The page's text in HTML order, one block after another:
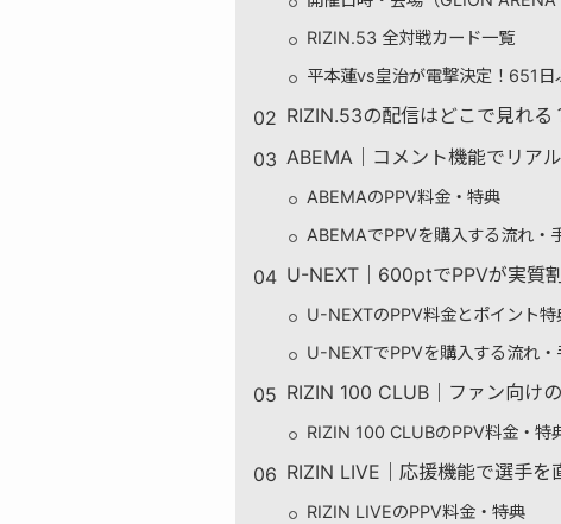
RIZIN.53 全対戦カード一覧
平本蓮vs皇治が電撃決定！651日
RIZIN.53の配信はどこで見れ
ABEMA｜コメント機能でリア
ABEMAのPPV料金・特典
ABEMAでPPVを購入する流れ・
U-NEXT｜600ptでPPVが実質
U-NEXTのPPV料金とポイント特
U-NEXTでPPVを購入する流れ・
RIZIN 100 CLUB｜ファン向け
RIZIN 100 CLUBのPPV料金・特
RIZIN LIVE｜応援機能で選手を
RIZIN LIVEのPPV料金・特典